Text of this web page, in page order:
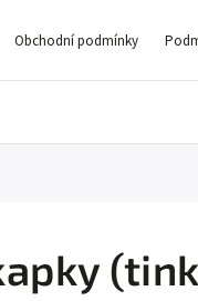
Obchodní podmínky